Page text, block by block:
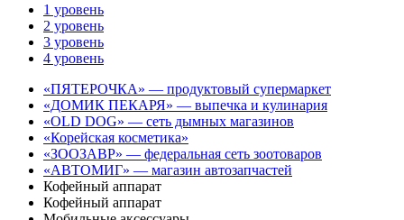
1 уровень
2 уровень
3 уровень
4 уровень
«ПЯТЕРОЧКА» — продуктовый супермаркет
«ДОМИК ПЕКАРЯ» — выпечка и кулинария
«OLD DOG» — сеть дымных магазинов
«Корейская косметика»
«ЗООЗАВР» — федеральная сеть зоотоваров
«АВТОМИГ» — магазин автозапчастей
Кофейный аппарат
Кофейный аппарат